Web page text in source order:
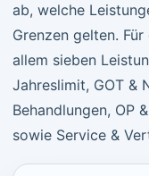
ab, welche
Grenzen gelten.
allem sieben
Jahreslimit, GOT &
Behandlungen, OP
sowie Service &